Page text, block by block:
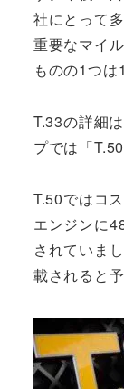
社にとって
重要なマイ
ものの1つは
T.33の詳細
プでは「
T.50ではコ
エンジンに
されていま
載されると